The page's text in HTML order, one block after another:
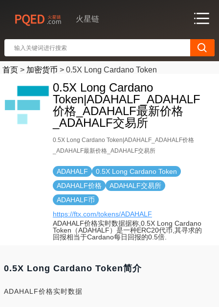
火星链
首页 > 加密货币 > 0.5X Long Cardano Token
0.5X Long Cardano
Token|ADAHALF_ADAHALF
价格_ADAHALF最新价格
_ADAHALF交易所
0.5X Long Cardano Token|ADAHALF_ADAHALF价格
_ADAHALF最新价格_ADAHALF交易所
ADAHALF
0.5X Long Cardano Token
ADAHALF价格
ADAHALF交易所
ADAHALF币
https://ftx.com/tokens/ADAHALF
ADAHALF价格实时数据据称,0.5X Long Cardano
Token（ADAHALF）是一种ERC20代币,其寻求的
回报相当于Cardano每日回报的0.5倍.
0.5X Long Cardano Token简介
ADAHALF价格实时数据